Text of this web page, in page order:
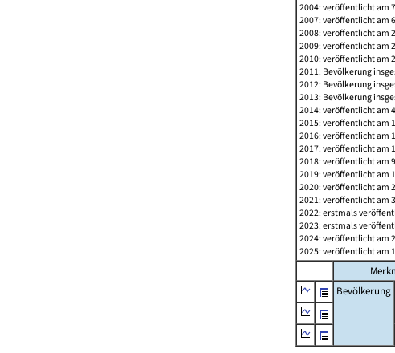
2004: veröffentlicht am
2007: veröffentlicht am
2008: veröffentlicht am
2009: veröffentlicht am
2010: veröffentlicht am
2011: Bevölkerung
2012: Bevölkerung
2013: Bevölkerung
2014: veröffentlicht am
2015: veröffentlicht am
2016: veröffentlicht am
2017: veröffentlicht am
2018: veröffentlicht am
2019: veröffentlicht am
2020: veröffentlicht am
2021: veröffentlicht am
2022: erstmals
2023: erstmals
2024: veröffentlicht am
2025: veröffentlicht am
Bevölkerung